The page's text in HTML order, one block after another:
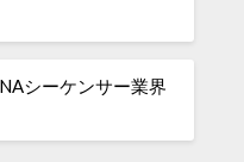
シーケンサー業界